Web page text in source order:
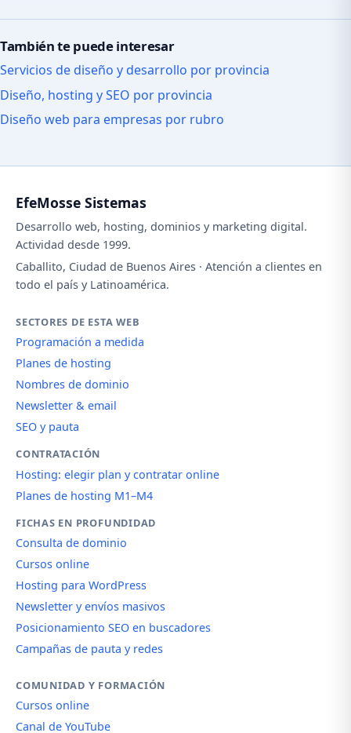
También te puede interesar
Servicios de diseño y desarrollo por provincia
Diseño, hosting y SEO por provincia
Diseño web para empresas por rubro
EfeMosse Sistemas
Desarrollo web, hosting, dominios y marketing digital.
Actividad desde 1999.
Caballito, Ciudad de Buenos Aires · Atención a clientes en
todo el país y Latinoamérica.
SECTORES DE ESTA WEB
Programación a medida
Planes de hosting
Nombres de dominio
Newsletter & email
SEO y pauta
CONTRATACIÓN
Hosting: elegir plan y contratar online
Planes de hosting M1–M4
FICHAS EN PROFUNDIDAD
Consulta de dominio
Cursos online
Hosting para WordPress
Newsletter y envíos masivos
Posicionamiento SEO en buscadores
Campañas de pauta y redes
COMUNIDAD Y FORMACIÓN
Cursos online
Canal de YouTube